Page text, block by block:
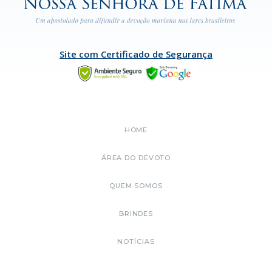
Site com Certificado de Segurança
HOME
ÁREA DO DEVOTO
QUEM SOMOS
BRINDES
NOTÍCIAS